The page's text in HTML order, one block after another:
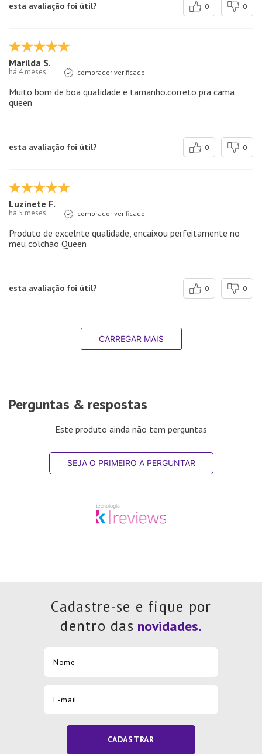
esta avaliação foi útil? 0 0
Marilda S.
há 4 meses comprador verificado
Muito bom de boa qualidade e tamanho.correto pra cama
queen
esta avaliação foi útil? 0 0
Luzinete F.
há 5 meses comprador verificado
Produto de excelnte qualidade, encaixou perfeitamente no
meu colchão Queen
esta avaliação foi útil? 0 0
CARREGAR MAIS
Perguntas & respostas
Este produto ainda não tem perguntas
SEJA O PRIMEIRO A PERGUNTAR
Cadastre-se e fique por
dentro das
CADASTRAR